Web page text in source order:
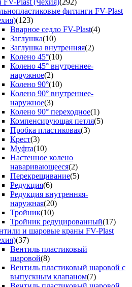
Plast (Чехия)(292)
фитинги FV-Plast
(123)
Вварное седло FV-Plast(4)
Заглушка(10)
Заглушка внутренняя(2)
Колено 45°(10)
Колено 45° внутреннее-
наружное(2)
Колено 90°(10)
Колено 90° внутреннее-
наружное(3)
Колено 90° переходное(1)
Компенсирующая петля(5)
Пробка пластиковая(3)
Крест(3)
Муфта(10)
Настенное колено
наваривающееся(2)
Перекрещивание(5)
Редукция(6)
Редукция внутренняя-
наружная(20)
Тройник(10)
Тройник редуцированный(17)
и шаровые краны FV-Plast
(37)
Вентиль пластиковый
шаровой(8)
Вентиль пластиковый шаровой с
выпускным клапаном(7)